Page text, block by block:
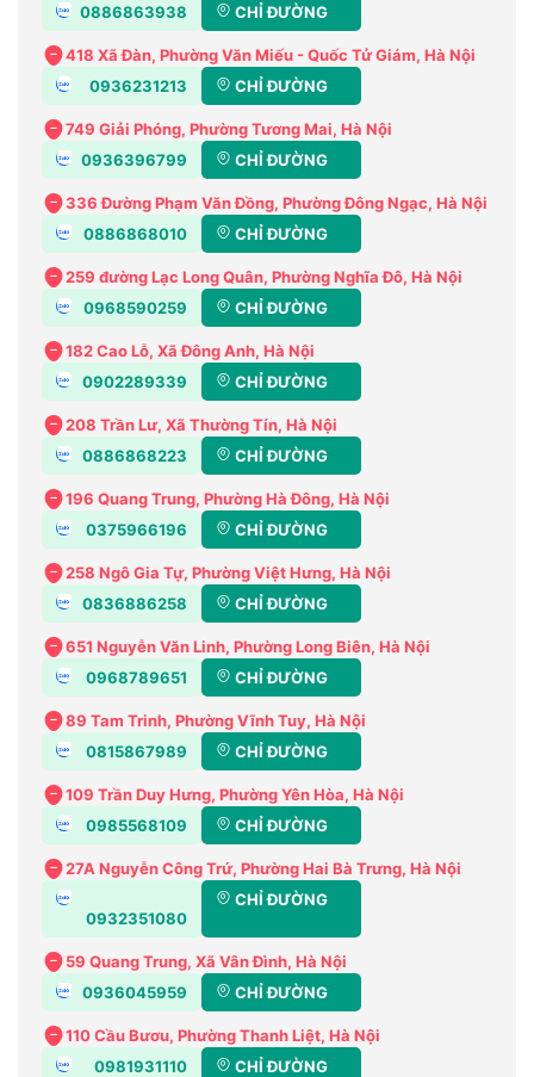
0886863938
CHỈ ĐƯỜNG
418 Xã Đàn, Phường Văn Miếu - Quốc Tử Giám, Hà Nội
0936231213
CHỈ ĐƯỜNG
749 Giải Phóng, Phường Tương Mai, Hà Nội
0936396799
CHỈ ĐƯỜNG
336 Đường Phạm Văn Đồng, Phường Đông Ngạc, Hà Nội
0886868010
CHỈ ĐƯỜNG
259 đường Lạc Long Quân, Phường Nghĩa Đô, Hà Nội
0968590259
CHỈ ĐƯỜNG
182 Cao Lỗ, Xã Đông Anh, Hà Nội
0902289339
CHỈ ĐƯỜNG
208 Trần Lư, Xã Thường Tín, Hà Nội
0886868223
CHỈ ĐƯỜNG
196 Quang Trung, Phường Hà Đông, Hà Nội
0375966196
CHỈ ĐƯỜNG
258 Ngô Gia Tự, Phường Việt Hưng, Hà Nội
0836886258
CHỈ ĐƯỜNG
651 Nguyễn Văn Linh, Phường Long Biên, Hà Nội
0968789651
CHỈ ĐƯỜNG
89 Tam Trinh, Phường Vĩnh Tuy, Hà Nội
0815867989
CHỈ ĐƯỜNG
109 Trần Duy Hưng, Phường Yên Hòa, Hà Nội
0985568109
CHỈ ĐƯỜNG
27A Nguyễn Công Trứ, Phường Hai Bà Trưng, Hà Nội
0932351080
CHỈ ĐƯỜNG
59 Quang Trung, Xã Vân Đình, Hà Nội
0936045959
CHỈ ĐƯỜNG
110 Cầu Bươu, Phường Thanh Liệt, Hà Nội
0981931110
CHỈ ĐƯỜNG